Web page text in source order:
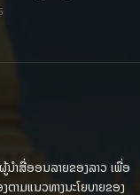
ນຳສື່ອອນລາຍຂອງລາວ ເພື່ອ
າມແນວທາງນະໂຍບາຍຂອງ